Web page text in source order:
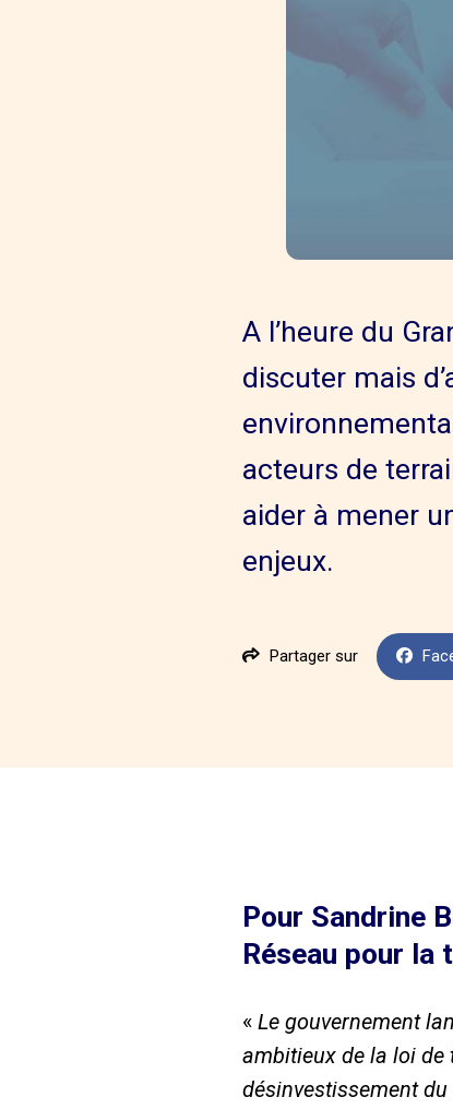
A l’heure du
discuter mais
acteurs de
aider à mener
enjeux.
Partager sur
Pour Sandrine
Réseau pour la
« Le gouvernement
ambitieux de la loi de
désinvestissement